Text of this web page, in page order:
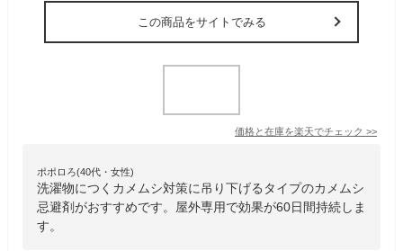
この商品をサイトでみる
価格と在庫を楽天でチェック >>
ポポロろ(40代・女性)
洗濯物につくカメムシ対策に吊り下げるタイプのカメムシ
忌避剤がおすすめです。屋外専用で効果が60日間持続しま
す。